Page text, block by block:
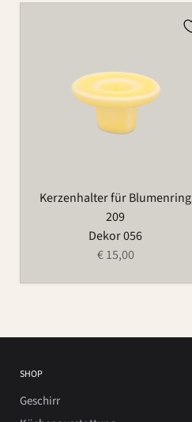
Kerzenhalter für Blumenring
209
Dekor 056
€ 15,00
SHOP
Geschirr